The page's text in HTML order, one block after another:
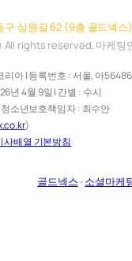
구 상원길 62 (9층 골드넥스)
All rights reserved. 마케팅
아 | 등록번호 : 서울, 아
년 4월 9일 | 간별 : 수시
소년보호책임자 : 최수안
)
사배열 기본방침
골드넥스 · 소셜마케